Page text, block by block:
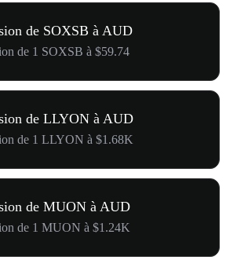
de SOXSB à AUD
de 1 SOXSB à $59.74
de LLYON à AUD
de 1 LLYON à $1.68K
de MUON à AUD
de 1 MUON à $1.24K